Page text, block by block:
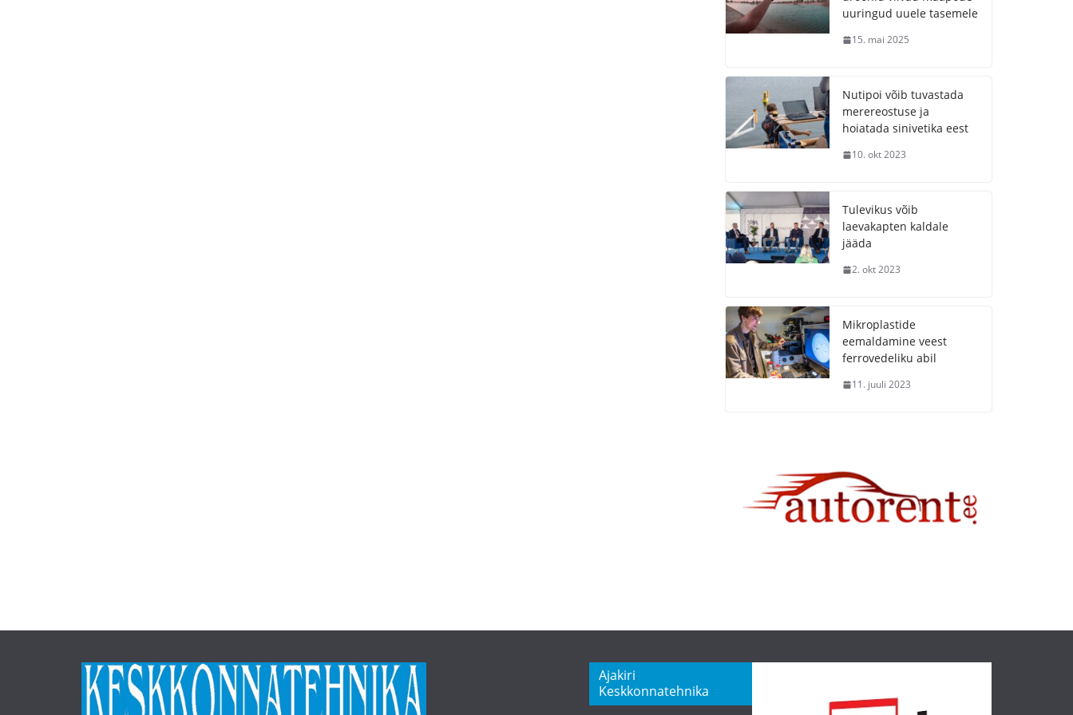
uuringud uuele tasemele
15. mai 2025
Nutipoi võib tuvastada
merereostuse ja
hoiatada sinivetika eest
10. okt 2023
Tulevikus võib
laevakapten kaldale
jääda
2. okt 2023
Mikroplastide
eemaldamine veest
ferrovedeliku abil
11. juuli 2023
Ajakiri
Keskkonnatehnika